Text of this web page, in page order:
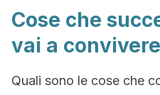
Cose che
vai a convivere
Quali sono le cose che